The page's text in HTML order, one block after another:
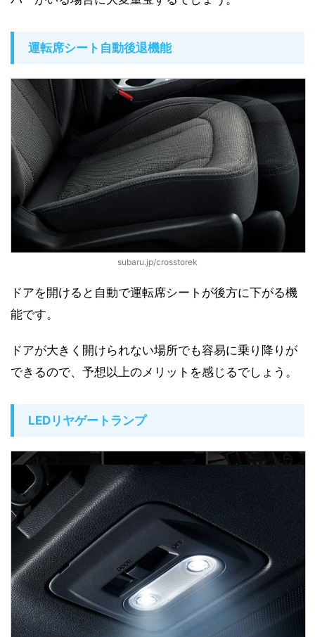
運転席シート自動後退機能
subaru.jp/crosstorek
ドアを開けると自動で運転席シートが後方に下がる機
能です。
ドアが大きく開けられない場所でも容易に乗り降りが
できるので、予想以上のメリットを感じるでしょう。
LEDリヤゲートランプ